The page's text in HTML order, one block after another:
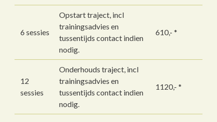
6 sessies
Opstart traject, incl
trainingsadvies en
tussentijds contact indien
nodig.
610,- *
12
sessies
Onderhouds traject, incl
trainingsadvies en
tussentijds contact indien
nodig.
1120,- *